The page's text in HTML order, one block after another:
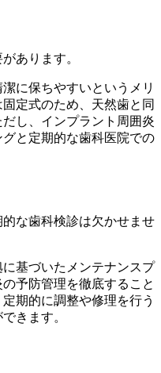
あります。
に保ちやすいというメリ
定式のため、天然歯と同
し、インプラント周囲炎
と定期的な歯科医院での
な歯科検診は欠かせませ
基づいたメンテナンスプ
予防管理を徹底すること
期的に調整や修理を行う
きます。